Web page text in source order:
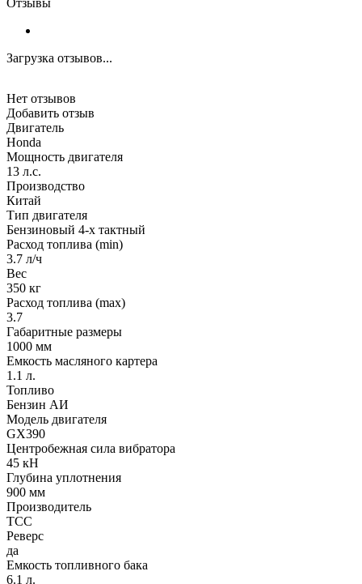
Загрузка отзывов...
Нет отзывов
Добавить отзыв
Двигатель
Honda
Мощность двигателя
13 л.с.
Производство
Китай
Тип двигателя
Бензиновый 4-х тактный
Расход топлива (min)
3.7 л/ч
Вес
350 кг
Расход топлива (max)
3.7
Габаритные размеры
1000 мм
Емкость масляного картера
1.1 л.
Топливо
Бензин АИ
Модель двигателя
GX390
Центробежная сила вибратора
45 кН
Глубина уплотнения
900 мм
Производитель
ТСС
Реверс
да
Емкость топливного бака
6.1 л.